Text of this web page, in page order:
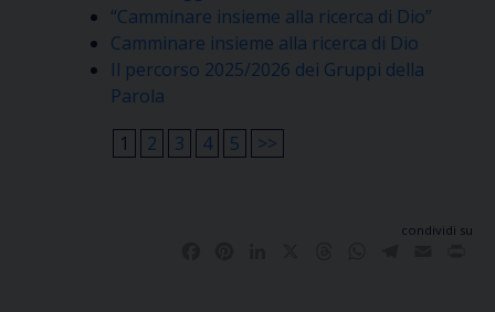
“Camminare insieme alla ricerca di Dio”
Camminare insieme alla ricerca di Dio
Il percorso 2025/2026 dei Gruppi della
Parola
1
2 3 4 5 >>
condividi su